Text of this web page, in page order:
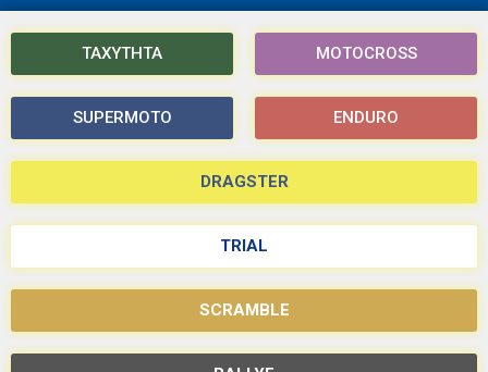
ΤΑΧΥΤΗΤΑ MOTOCROSS
SUPERMOTO ENDURO
DRAGSTER
TRIAL
SCRAMBLE